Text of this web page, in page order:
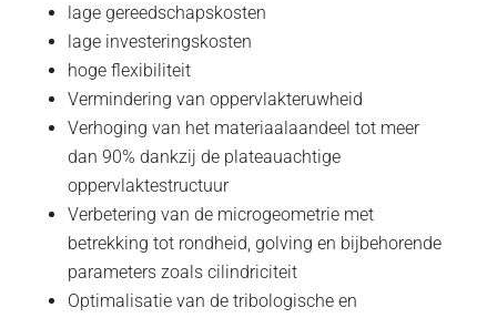
lage gereedschapskosten
lage investeringskosten
hoge flexibiliteit
Vermindering van oppervlakteruwheid
Verhoging van het materiaalaandeel tot meer
dan 90% dankzij de plateauachtige
oppervlaktestructuur
Verbetering van de microgeometrie met
betrekking tot rondheid, golving en bijbehorende
parameters zoals cilindriciteit
Optimalisatie van de tribologische en